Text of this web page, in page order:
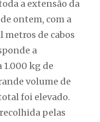
a extensão da
ontem, com a
metros de cabos
a
kg de
volume de
foi elevado.
pelas